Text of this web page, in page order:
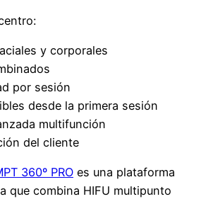
y corporales
por sesión
desde la primera sesión
multifunción
del cliente
360º PRO es una plataforma
que combina HIFU multipunto